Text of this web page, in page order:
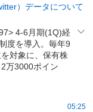
）データについて
4-6月期(1Q)経
度を導入。毎年9
対象に、保有株
万3000ポイン
05:25